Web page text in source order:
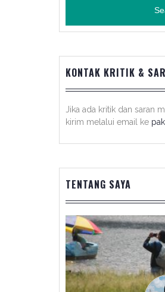
KONTAK KRITIK &
Jika ada kritik dan saran
kirim melalui email ke
TENTANG SAYA